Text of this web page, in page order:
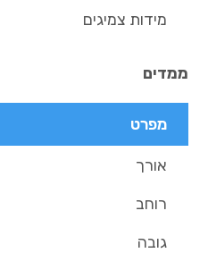
מידות צמיגים
ממדים
מפרט
אורך
רוחב
גובה